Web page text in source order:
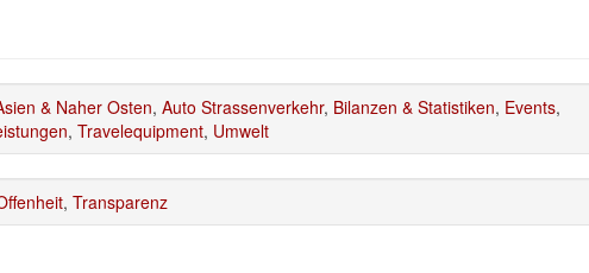
& Naher Osten, Auto Strassenverkehr, Bilanzen & Statistiken, Events,
, Travelequipment, Umwelt
, Transparenz